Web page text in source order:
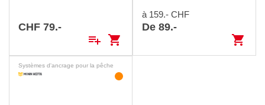
CHF 79.-
playlist_add shopping_cart
à 159.- CHF
De 89.-
shopping_cart
Systèmes d'ancrage pour la pêche